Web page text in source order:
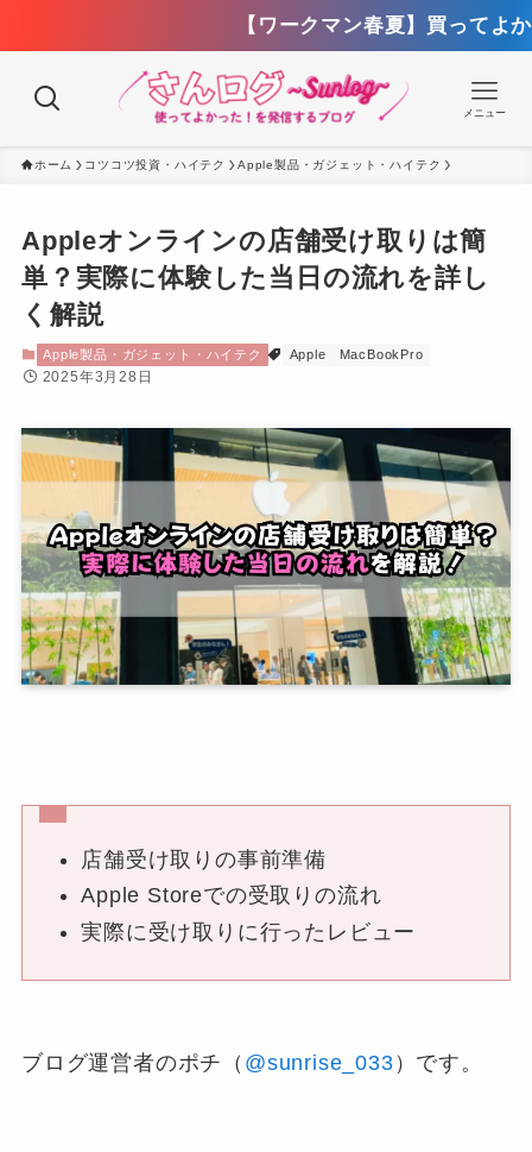
【ワークマン春夏】買ってよかったもの
メニュー
ホーム コツコツ投資・ハイテク Apple製品・ガジェット・ハイテク
Appleオンラインの店舗受け取りは簡
単？実際に体験した当日の流れを詳し
く解説
Apple製品・ガジェット・ハイテク Apple MacBookPro
2025年3月28日
店舗受け取りの事前準備
Apple Storeでの受取りの流れ
実際に受け取りに行ったレビュー
ブログ運営者のポチ（ @sunrise_033 ）です。